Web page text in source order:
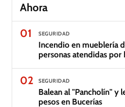
Ahora
01
SEGURIDAD
Incendio en mueblería
personas atendidas por
02 SEGURIDAD
Balean al "Pancholín" y
pesos en Bucerías